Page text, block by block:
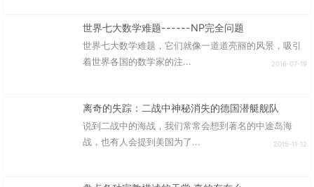
世界七大数学难题------NP完全问题
世界七大数学难题，它们就像一道道亮丽的风景，吸引
着世界各国的数学家的注...
2016-07-19
离奇的失踪：二战中神秘消失的德国潜艇舰队
说到二战中的海战，我们常常会想到著名的中途岛海
战，也有人会提到美国为了...
2015-11-12